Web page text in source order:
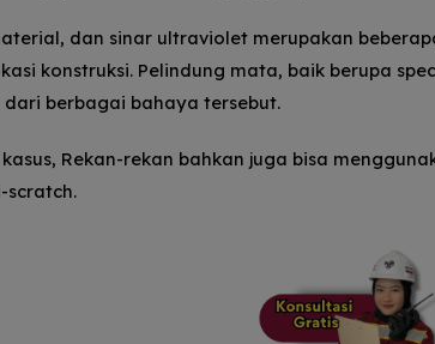
dan sinar ultraviolet merupakan
konstruksi. Pelindung mata, baik berupa
berbagai bahaya tersebut.
Rekan-rekan bahkan juga bisa